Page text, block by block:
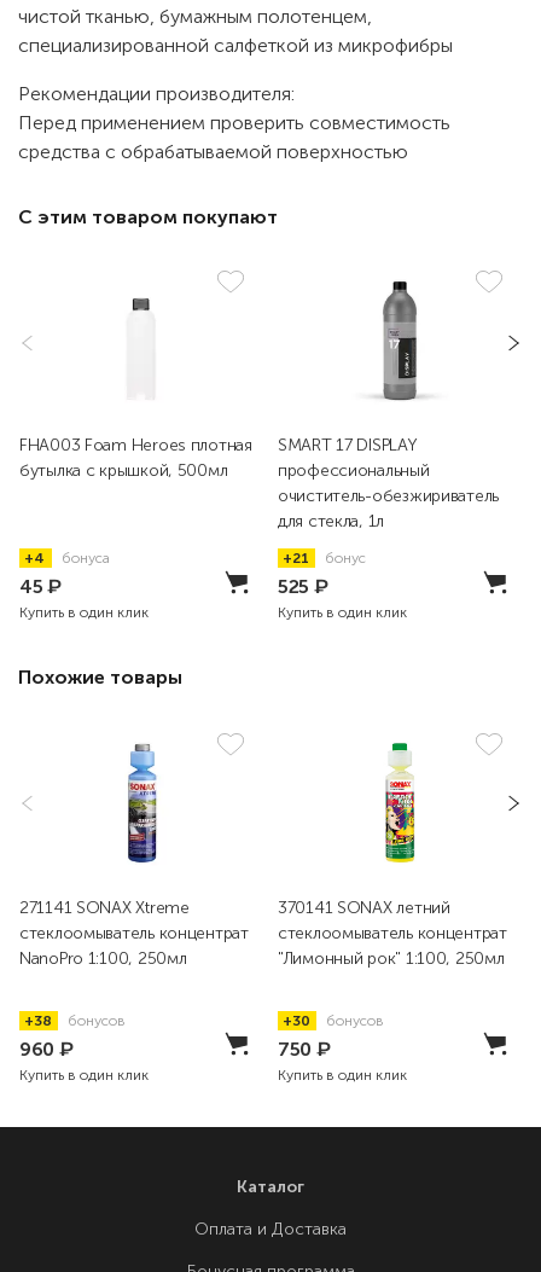
чистой тканью, бумажным полотенцем,
специализированной салфеткой из микрофибры
Рекомендации производителя:
Перед применением проверить совместимость
средства с обрабатываемой поверхностью
С этим товаром покупают
FHA003 Foam Heroes плотная
бутылка с крышкой, 500мл
+4 бонуса
45₽
Купить в один клик
SMART 17 DISPLAY
профессиональный
очиститель-обезжириватель
для стекла, 1л
+21 бонус
525 ₽
Купить в один клик
Похожие товары
271141 SONAX Xtreme
стеклоомыватель концентрат
NanoPro 1:100, 250мл
+38 бонусов
960 ₽
Купить в один клик
370141 SONAX летний
стеклоомыватель концентрат
"Лимонный рок" 1:100, 250мл
+30 бонусов
750 ₽
Купить в один клик
Каталог
Оплата и Доставка